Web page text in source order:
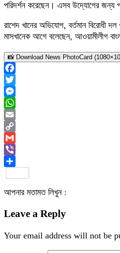
পরিদর্শন করেছেন। এসব উদ্যোগের জন্য
রাশেদ খানের অভিযোগ, বর্তমান বিরোধী
মাসখানেক আগে বলেছেন, আওয়ামীলীগ
📸 Download News PhotoCard
Facebook
Twitter
Messenger
WhatsApp
Email
Copy
Link
Gmail
Viber
আপনার মতামত লিখুন :
Leave a Reply
Your email address will not be